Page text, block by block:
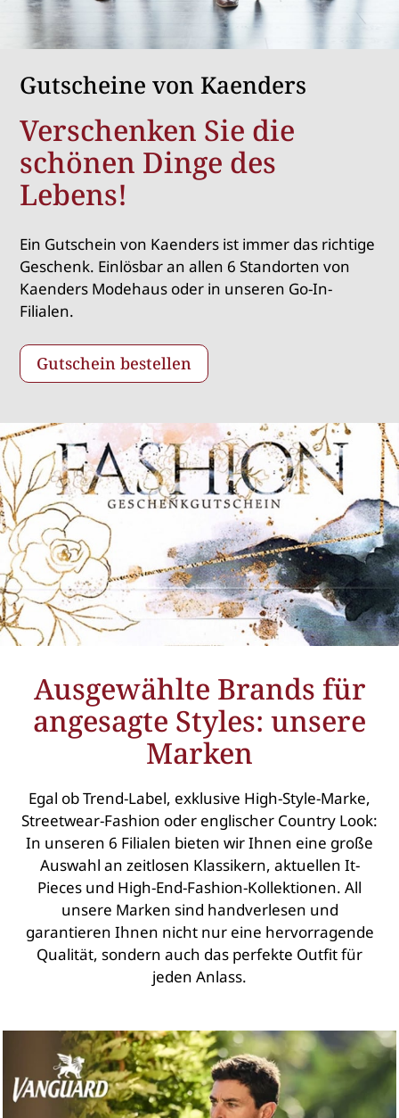
Gutscheine von Kaenders
Verschenken Sie die
schönen Dinge des
Lebens!
Ein Gutschein von Kaenders ist immer das richtige
Geschenk. Einlösbar an allen 6 Standorten von
Kaenders Modehaus oder in unseren Go-In-
Filialen.
Gutschein bestellen
Ausgewählte Brands für
angesagte Styles: unsere
Marken
Egal ob Trend-Label, exklusive High-Style-Marke,
Streetwear-Fashion oder englischer Country Look:
In unseren 6 Filialen bieten wir Ihnen eine große
Auswahl an zeitlosen Klassikern, aktuellen It-
Pieces und High-End-Fashion-Kollektionen. All
unsere Marken sind handverlesen und
garantieren Ihnen nicht nur eine hervorragende
Qualität, sondern auch das perfekte Outfit für
jeden Anlass.